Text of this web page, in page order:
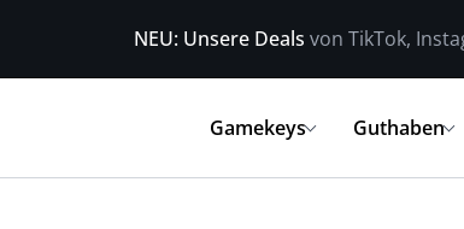
NEU: Unsere Deals von TikTok,
Gamekeys Guthaben